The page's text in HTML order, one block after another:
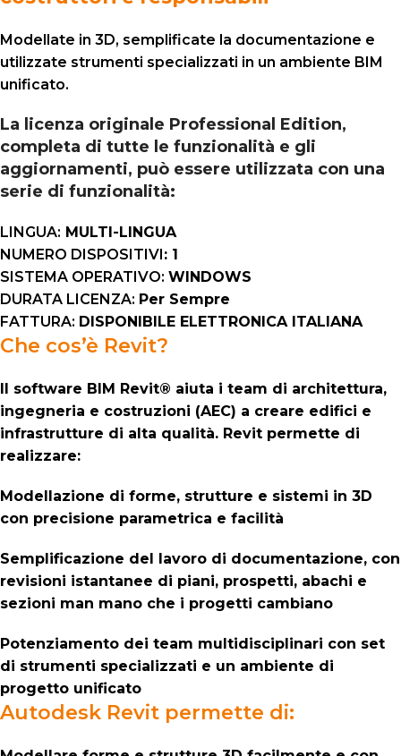
Modellate in 3D, semplificate la documentazione e
utilizzate strumenti specializzati in un ambiente BIM
unificato.
La licenza originale Professional Edition,
completa di tutte le funzionalità e gli
aggiornamenti, può essere utilizzata con una
serie di funzionalità:
LINGUA: MULTI-LINGUA
NUMERO DISPOSITIVI: 1
SISTEMA OPERATIVO: WINDOWS
DURATA LICENZA: Per Sempre
FATTURA: DISPONIBILE ELETTRONICA ITALIANA
Che cos’è Revit?
Il software BIM Revit® aiuta i team di architettura,
ingegneria e costruzioni (AEC) a creare edifici e
infrastrutture di alta qualità. Revit permette di
realizzare:
Modellazione di forme, strutture e sistemi in 3D
con precisione parametrica e facilità
Semplificazione del lavoro di documentazione, con
revisioni istantanee di piani, prospetti, abachi e
sezioni man mano che i progetti cambiano
Potenziamento dei team multidisciplinari con set
di strumenti specializzati e un ambiente di
progetto unificato
Autodesk Revit permette di: